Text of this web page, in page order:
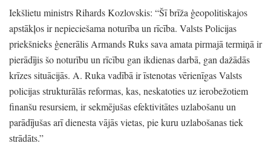
Iekšlietu ministrs Rihards Kozlovskis: “Šī brīža ģeopolitiskajos
apstākļos ir nepieciešama noturība un rīcība. Valsts Policijas
priekšnieks ģenerālis Armands Ruks sava amata pirmajā termiņā ir
pierādījis šo noturību un rīcību gan ikdienas darbā, gan dažādās
krīzes situācijās. A. Ruka vadībā ir īstenotas vērienīgas Valsts
policijas strukturālās reformas, kas, neskatoties uz ierobežotiem
finanšu resursiem, ir sekmējušas efektivitātes uzlabošanu un
parādījušas arī dienesta vājās vietas, pie kuru uzlabošanas tiek
strādāts.”